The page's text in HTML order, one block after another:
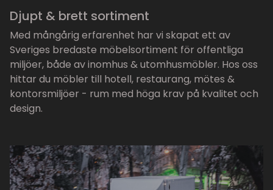
Djupt & brett sortiment
Med mångårig erfarenhet har vi skapat ett av
Sveriges bredaste möbelsortiment för offentliga
miljöer, både av inomhus & utomhusmöbler. Hos oss
hittar du möbler till hotell, restaurang, mötes &
kontorsmiljöer - rum med höga krav på kvalitet och
design.